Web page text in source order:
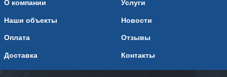
О компании
Наши объекты
Оплата
Доставка
Услуги
Новости
Отзывы
Контакты